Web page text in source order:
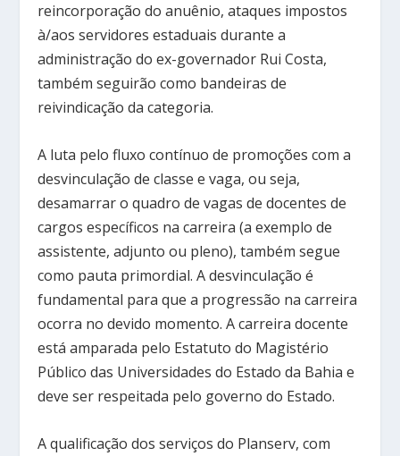
reincorporação do anuênio, ataques impostos
à/aos servidores estaduais durante a
administração do ex-governador Rui Costa,
também seguirão como bandeiras de
reivindicação da categoria.
A luta pelo fluxo contínuo de promoções com a
desvinculação de classe e vaga, ou seja,
desamarrar o quadro de vagas de docentes de
cargos específicos na carreira (a exemplo de
assistente, adjunto ou pleno), também segue
como pauta primordial. A desvinculação é
fundamental para que a progressão na carreira
ocorra no devido momento. A carreira docente
está amparada pelo Estatuto do Magistério
Público das Universidades do Estado da Bahia e
deve ser respeitada pelo governo do Estado.
A qualificação dos serviços do Planserv, com